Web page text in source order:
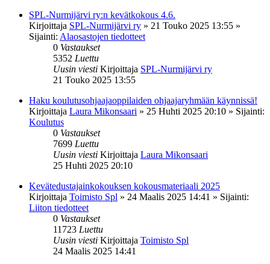
SPL-Nurmijärvi ry:n kevätkokous 4.6.
Kirjoittaja SPL-Nurmijärvi ry » 21 Touko 2025 13:55 »
Sijainti: Alaosastojen tiedotteet
0 Vastaukset
5352 Luettu
Uusin viesti Kirjoittaja SPL-Nurmijärvi ry
21 Touko 2025 13:55
Haku koulutusohjaajaoppilaiden ohjaajaryhmään käynnissä!
Kirjoittaja Laura Mikonsaari » 25 Huhti 2025 20:10 » Sijainti:
Koulutus
0 Vastaukset
7699 Luettu
Uusin viesti Kirjoittaja Laura Mikonsaari
25 Huhti 2025 20:10
Kevätedustajainkokouksen kokousmateriaali 2025
Kirjoittaja Toimisto Spl » 24 Maalis 2025 14:41 » Sijainti:
Liiton tiedotteet
0 Vastaukset
11723 Luettu
Uusin viesti Kirjoittaja Toimisto Spl
24 Maalis 2025 14:41